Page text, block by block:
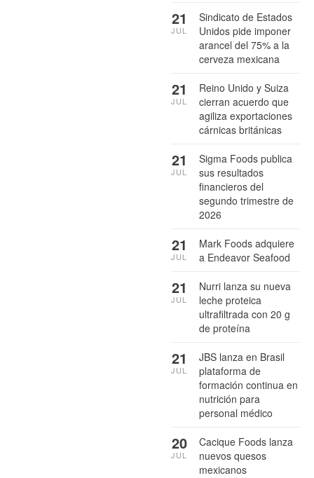
Sindicato de Estados
Unidos pide imponer
arancel del 75% a la
cerveza mexicana
21
JUL
Reino Unido y Suiza
cierran acuerdo que
agiliza exportaciones
cárnicas británicas
21
JUL
Sigma Foods publica
sus resultados
financieros del
segundo trimestre de
2026
21
JUL
Mark Foods adquiere
a Endeavor Seafood
21
JUL
Nurri lanza su nueva
leche proteica
ultrafiltrada con 20 g
de proteína
21
JUL
JBS lanza en Brasil
plataforma de
formación continua en
nutrición para
personal médico
21
JUL
Cacique Foods lanza
nuevos quesos
mexicanos
20
JUL